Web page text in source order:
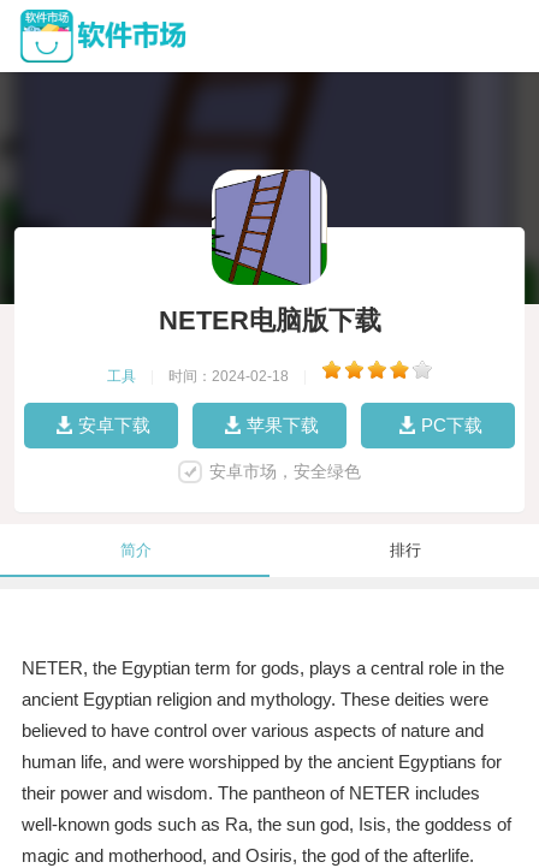
NETER电脑版下载
工具 时间：2024-02-18
安卓下载 苹果下载 PC下载
安卓市场，安全绿色
简介 排行
NETER, the Egyptian term for gods, plays a central role in the
ancient Egyptian religion and mythology. These deities were
believed to have control over various aspects of nature and
human life, and were worshipped by the ancient Egyptians for
their power and wisdom. The pantheon of NETER includes
well-known gods such as Ra, the sun god, Isis, the goddess of
magic and motherhood, and Osiris, the god of the afterlife.